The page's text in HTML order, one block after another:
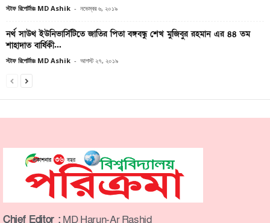
স্টাফ রিপোর্টারঃ MD Ashik - নভেম্বর ৬, ২০১৯
নর্থ সাউথ ইউনিভার্সিটিতে জাতির পিতা বঙ্গবন্ধু শেখ মুজিবুর রহমান এর ৪৪ তম
শাহাদাত বার্ষিকী...
স্টাফ রিপোর্টারঃ MD Ashik - আগস্ট ২৭, ২০১৯
Chief Editor : MD Harun-Ar Rashid